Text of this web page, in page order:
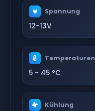
Spannung
12-13V
Temperaturen
5 - 45 °C
Kühlung